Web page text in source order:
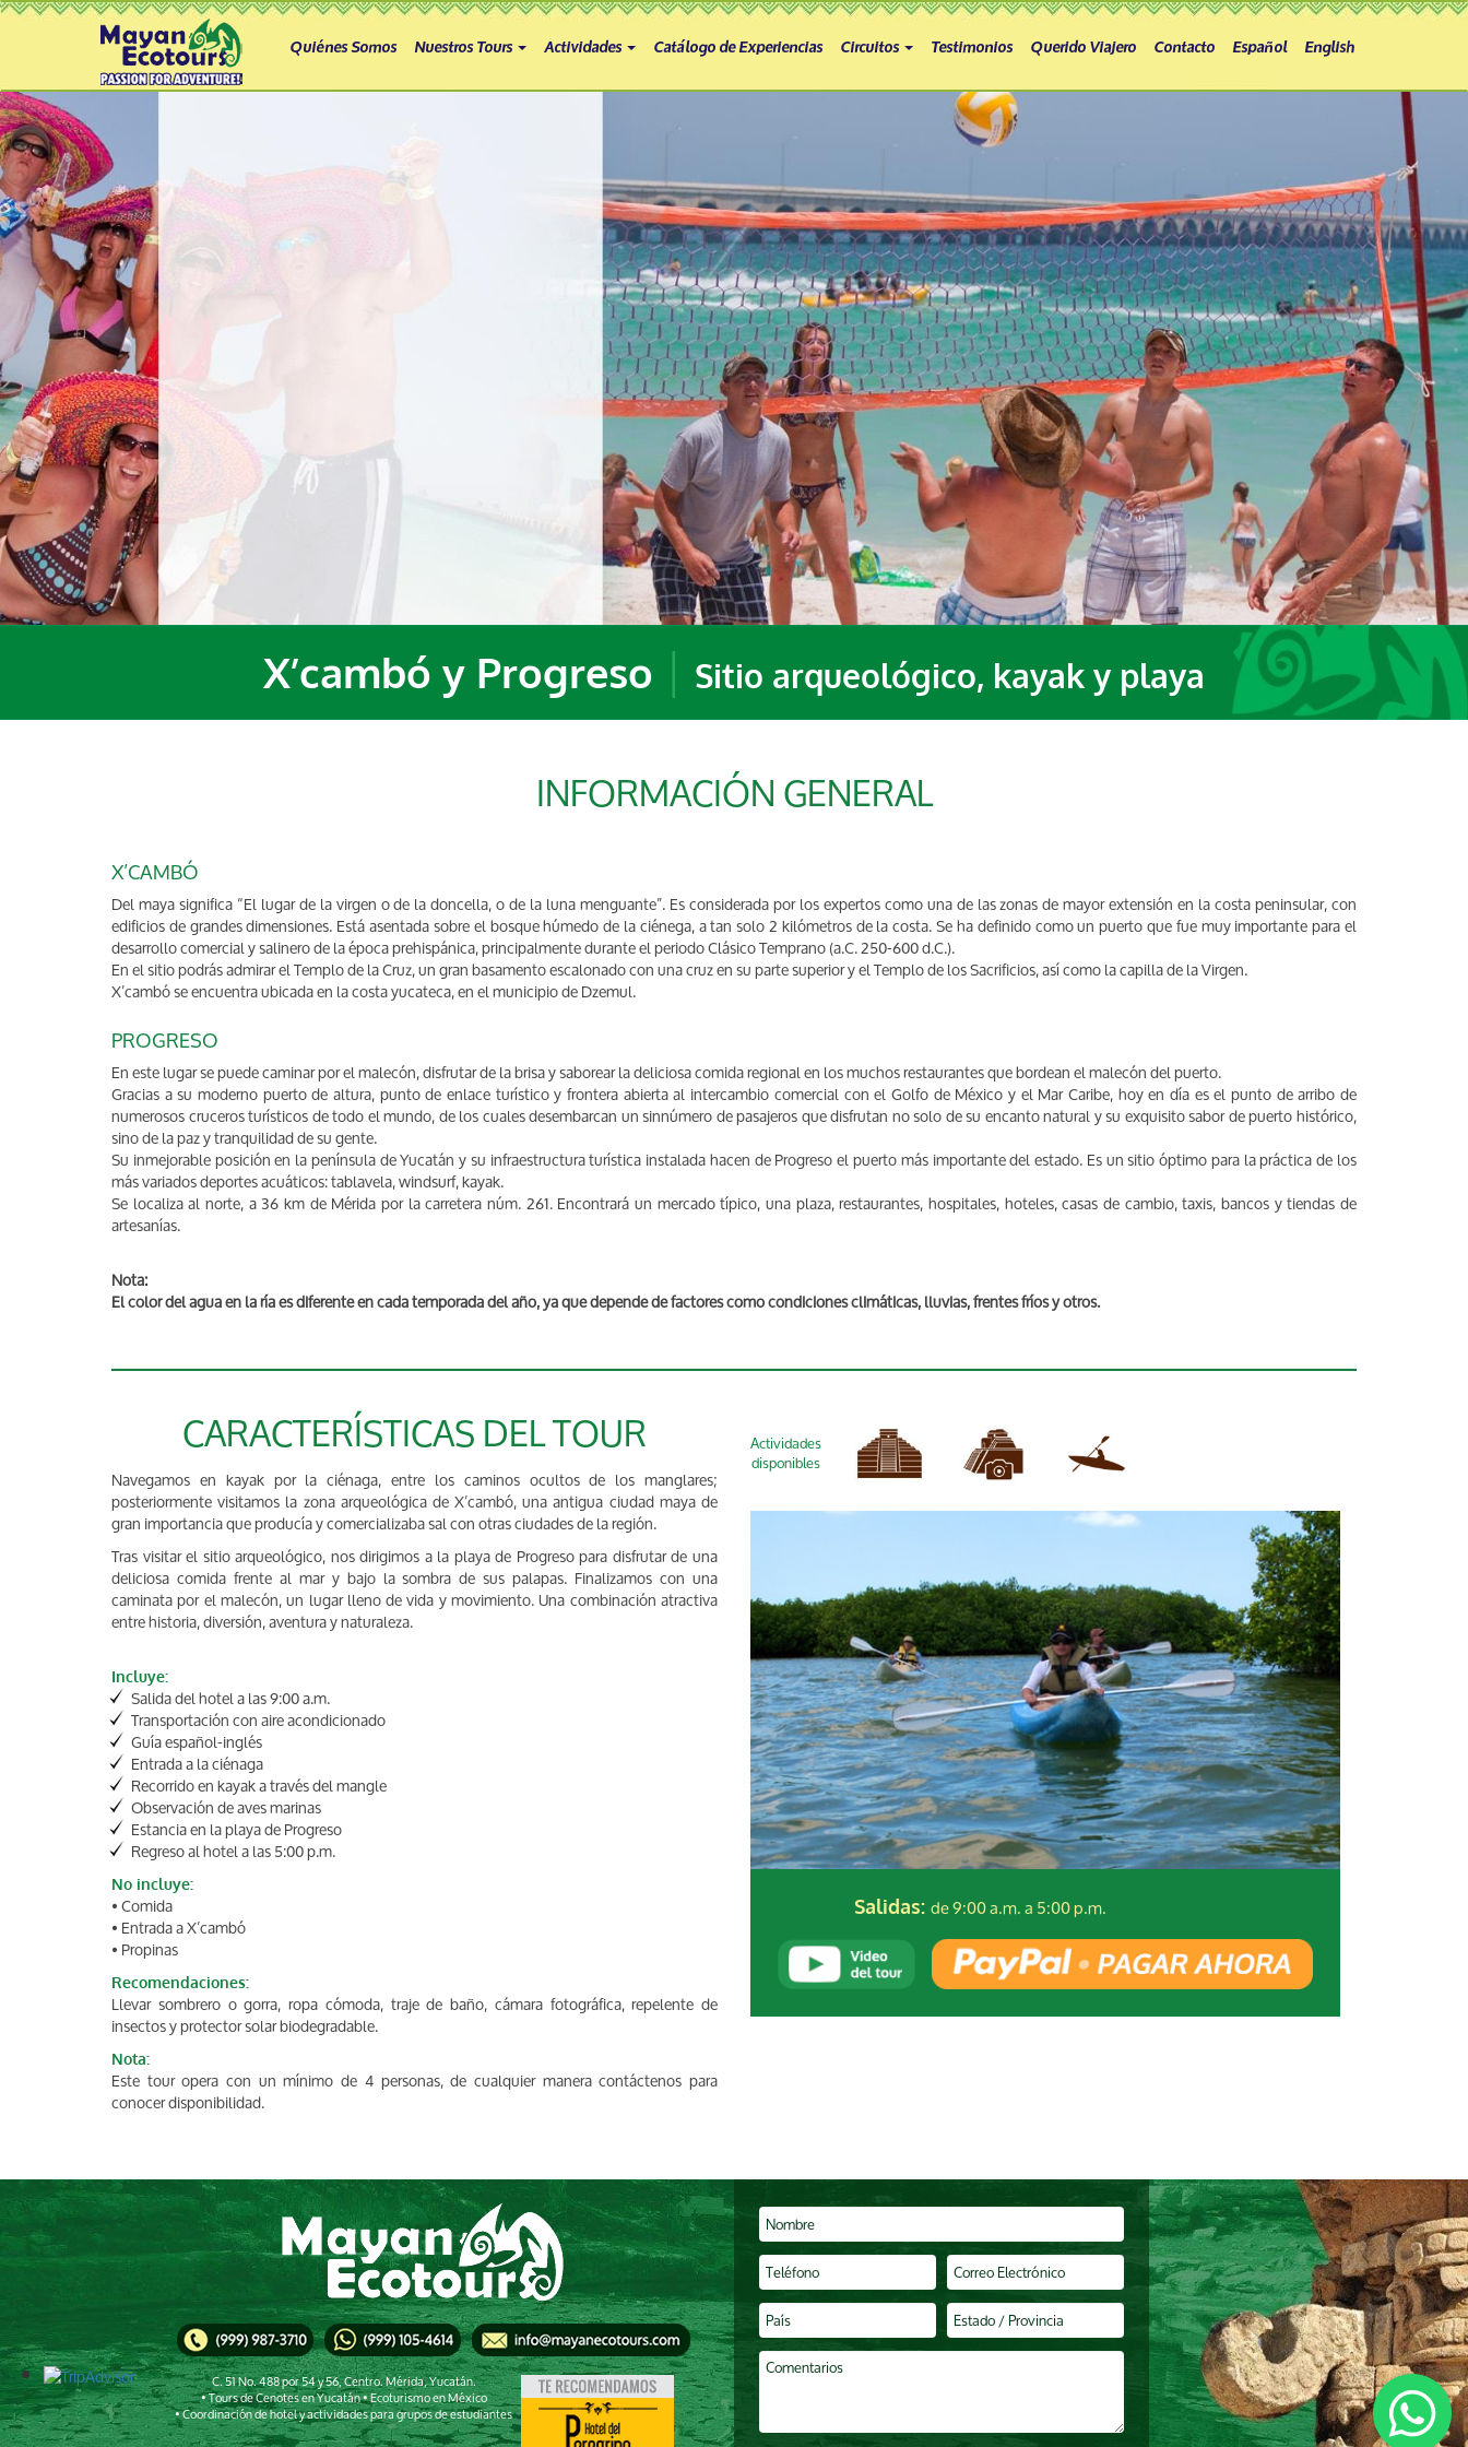
Quiénes Somos Nuestros Tours Actividades Catálogo de Experiencias Circuitos Testimonios Querido Viajero Contacto Español English
X’cambó y Progreso | Sitio arqueológico, kayak y playa
INFORMACIÓN GENERAL
X’CAMBÓ
Del maya significa “El lugar de la virgen o de la doncella, o de la luna menguante”. Es considerada por los expertos como una de las zonas de mayor extensión en la costa peninsular, con
edificios de grandes dimensiones. Está asentada sobre el bosque húmedo de la ciénega, a tan solo 2 kilómetros de la costa. Se ha definido como un puerto que fue muy importante para el
desarrollo comercial y salinero de la época prehispánica, principalmente durante el periodo Clásico Temprano (a.C. 250-600 d.C.).
En el sitio podrás admirar el Templo de la Cruz, un gran basamento escalonado con una cruz en su parte superior y el Templo de los Sacrificios, así como la capilla de la Virgen.
X’cambó se encuentra ubicada en la costa yucateca, en el municipio de Dzemul.
PROGRESO
En este lugar se puede caminar por el malecón, disfrutar de la brisa y saborear la deliciosa comida regional en los muchos restaurantes que bordean el malecón del puerto.
Gracias a su moderno puerto de altura, punto de enlace turístico y frontera abierta al intercambio comercial con el Golfo de México y el Mar Caribe, hoy en día es el punto de arribo de
numerosos cruceros turísticos de todo el mundo, de los cuales desembarcan un sinnúmero de pasajeros que disfrutan no solo de su encanto natural y su exquisito sabor de puerto histórico,
sino de la paz y tranquilidad de su gente.
Su inmejorable posición en la península de Yucatán y su infraestructura turística instalada hacen de Progreso el puerto más importante del estado. Es un sitio óptimo para la práctica de los
más variados deportes acuáticos: tablavela, windsurf, kayak.
Se localiza al norte, a 36 km de Mérida por la carretera núm. 261. Encontrará un mercado típico, una plaza, restaurantes, hospitales, hoteles, casas de cambio, taxis, bancos y tiendas de
artesanías.
Nota:
El color del agua en la ría es diferente en cada temporada del año, ya que depende de factores como condiciones climáticas, lluvias, frentes fríos y otros.
CARACTERÍSTICAS DEL TOUR
Navegamos en kayak por la ciénaga, entre los caminos ocultos de los manglares;
posteriormente visitamos la zona arqueológica de X’cambó, una antigua ciudad maya de
gran importancia que producía y comercializaba sal con otras ciudades de la región.
Tras visitar el sitio arqueológico, nos dirigimos a la playa de Progreso para disfrutar de una
deliciosa comida frente al mar y bajo la sombra de sus palapas. Finalizamos con una
caminata por el malecón, un lugar lleno de vida y movimiento. Una combinación atractiva
entre historia, diversión, aventura y naturaleza.
Incluye:
Salida del hotel a las 9:00 a.m.
Transportación con aire acondicionado
Guía español-inglés
Entrada a la ciénaga
Recorrido en kayak a través del mangle
Observación de aves marinas
Estancia en la playa de Progreso
Regreso al hotel a las 5:00 p.m.
No incluye:
• Comida
• Entrada a X’cambó
• Propinas
Recomendaciones:
Llevar sombrero o gorra, ropa cómoda, traje de baño, cámara fotográfica, repelente de
insectos y protector solar biodegradable.
Nota:
Este tour opera con un mínimo de 4 personas, de cualquier manera contáctenos para
conocer disponibilidad.
Actividades
disponibles
Salidas: de 9:00 a.m. a 5:00 p.m.
C. 51 No. 488 por 54 y 56, Centro. Mérida, Yucatán.
• Tours de Cenotes en Yucatán • Ecoturismo en México
• Coordinación de hotel y actividades para grupos de estudiantes